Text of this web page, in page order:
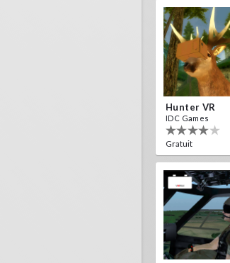
Hunter VR
IDC Games
Gratuit